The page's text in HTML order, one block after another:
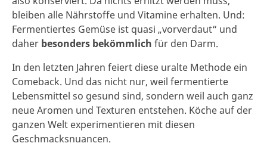
bleiben alle Nährstoffe und Vitamine erhalten. Und:
Fermentiertes Gemüse ist quasi „vorverdaut“ und
daher besonders bekömmlich für den Darm.
In den letzten Jahren feiert diese uralte Methode ein
Comeback. Und das nicht nur, weil fermentierte
Lebensmittel so gesund sind, sondern weil auch ganz
neue Aromen und Texturen entstehen. Köche auf der
ganzen Welt experimentieren mit diesen
Geschmacksnuancen.